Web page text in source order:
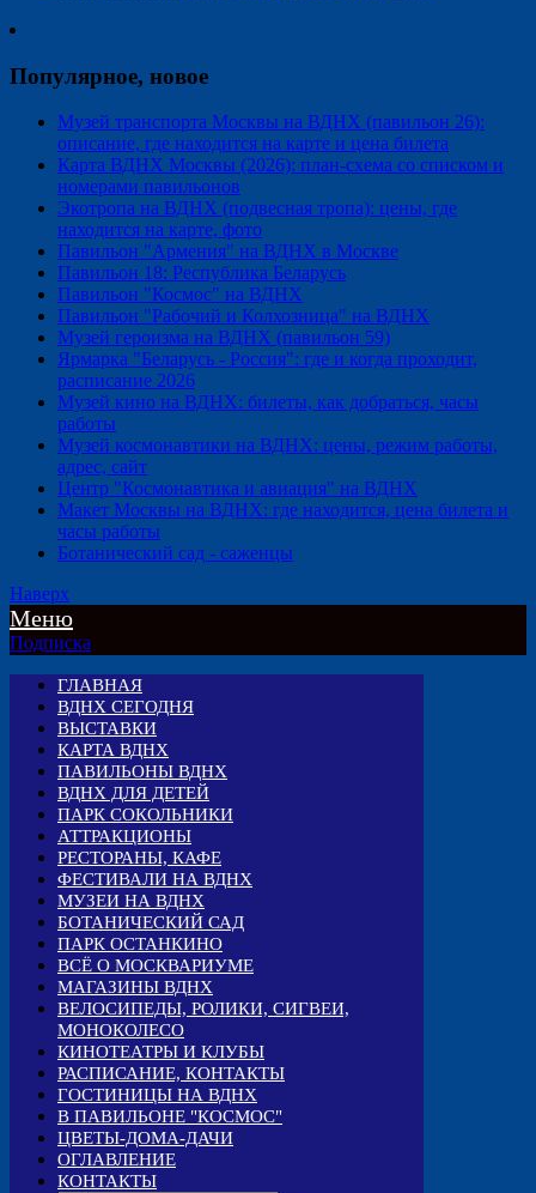
Популярное, новое
Музей транспорта Москвы на ВДНХ (павильон 26):
описание, где находится на карте и цена билета
Карта ВДНХ Москвы (2026): план-схема со списком и
номерами павильонов
Экотропа на ВДНХ (подвесная тропа): цены, где
находится на карте, фото
Павильон "Армения" на ВДНХ в Москве
Павильон 18: Республика Беларусь
Павильон "Космос" на ВДНХ
Павильон "Рабочий и Колхозница" на ВДНХ
Музей героизма на ВДНХ (павильон 59)
Ярмарка "Беларусь - Россия": где и когда проходит,
расписание 2026
Музей кино на ВДНХ: билеты, как добраться, часы
работы
Музей космонавтики на ВДНХ: цены, режим работы,
адрес, сайт
Центр "Космонавтика и авиация" на ВДНХ
Макет Москвы на ВДНХ: где находится, цена билета и
часы работы
Ботанический сад - саженцы
Наверх
Меню
Подписка
ГЛАВНАЯ
ВДНХ СЕГОДНЯ
ВЫСТАВКИ
КАРТА ВДНХ
ПАВИЛЬОНЫ ВДНХ
ВДНХ ДЛЯ ДЕТЕЙ
ПАРК СОКОЛЬНИКИ
АТТРАКЦИОНЫ
РЕСТОРАНЫ, КАФЕ
ФЕСТИВАЛИ НА ВДНХ
МУЗЕИ НА ВДНХ
БОТАНИЧЕСКИЙ САД
ПАРК ОСТАНКИНО
ВСЁ О МОСКВАРИУМЕ
МАГАЗИНЫ ВДНХ
ВЕЛОСИПЕДЫ, РОЛИКИ, СИГВЕИ,
МОНОКОЛЕСО
КИНОТЕАТРЫ И КЛУБЫ
РАСПИСАНИЕ, КОНТАКТЫ
ГОСТИНИЦЫ НА ВДНХ
В ПАВИЛЬОНЕ "КОСМОС"
ЦВЕТЫ-ДОМА-ДАЧИ
ОГЛАВЛЕНИЕ
КОНТАКТЫ